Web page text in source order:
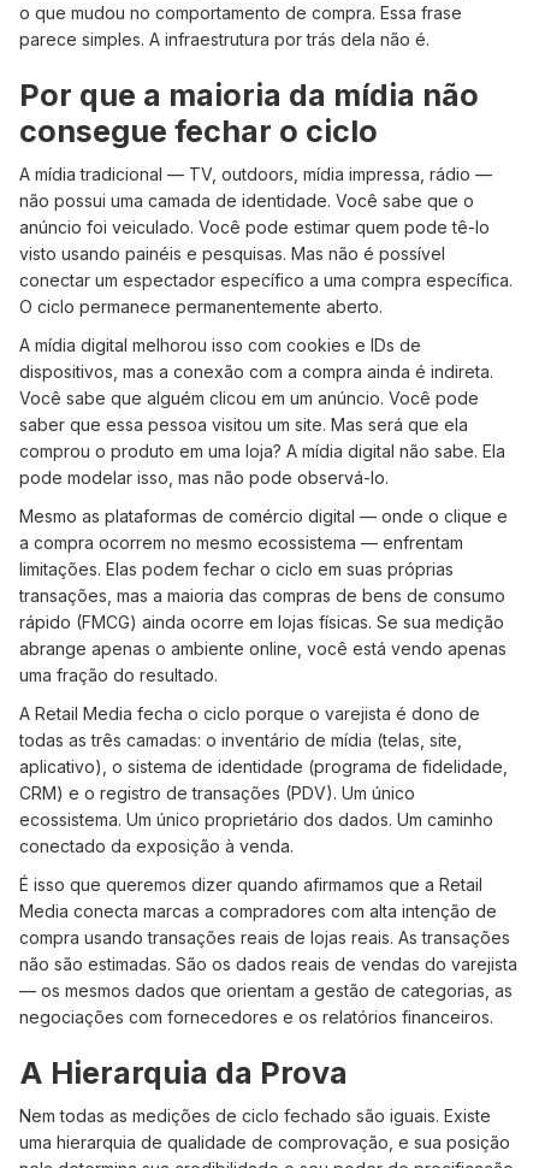
o que mudou no comportamento de compra. Essa frase
parece simples. A infraestrutura por trás dela não é.
Por que a maioria da mídia não
consegue fechar o ciclo
A mídia tradicional — TV, outdoors, mídia impressa, rádio —
não possui uma camada de identidade. Você sabe que o
anúncio foi veiculado. Você pode estimar quem pode tê-lo
visto usando painéis e pesquisas. Mas não é possível
conectar um espectador específico a uma compra específica.
O ciclo permanece permanentemente aberto.
A mídia digital melhorou isso com cookies e IDs de
dispositivos, mas a conexão com a compra ainda é indireta.
Você sabe que alguém clicou em um anúncio. Você pode
saber que essa pessoa visitou um site. Mas será que ela
comprou o produto em uma loja? A mídia digital não sabe. Ela
pode modelar isso, mas não pode observá-lo.
Mesmo as plataformas de comércio digital — onde o clique e
a compra ocorrem no mesmo ecossistema — enfrentam
limitações. Elas podem fechar o ciclo em suas próprias
transações, mas a maioria das compras de bens de consumo
rápido (FMCG) ainda ocorre em lojas físicas. Se sua medição
abrange apenas o ambiente online, você está vendo apenas
uma fração do resultado.
A Retail Media fecha o ciclo porque o varejista é dono de
todas as três camadas: o inventário de mídia (telas, site,
aplicativo), o sistema de identidade (programa de fidelidade,
CRM) e o registro de transações (PDV). Um único
ecossistema. Um único proprietário dos dados. Um caminho
conectado da exposição à venda.
É isso que queremos dizer quando afirmamos que a Retail
Media conecta marcas a compradores com alta intenção de
compra usando transações reais de lojas reais. As transações
não são estimadas. São os dados reais de vendas do varejista
— os mesmos dados que orientam a gestão de categorias, as
negociações com fornecedores e os relatórios financeiros.
A Hierarquia da Prova
Nem todas as medições de ciclo fechado são iguais. Existe
uma hierarquia de qualidade de comprovação, e sua posição